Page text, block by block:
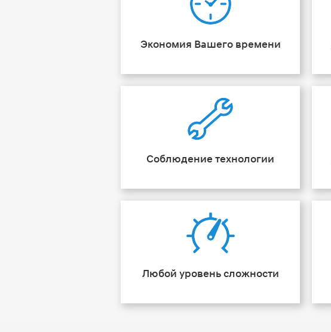
Экономия Вашего времени
Соблюдение технологии
Любой уровень сложности